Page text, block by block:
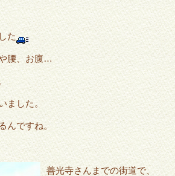
た
腰、お腹…
ました。
んですね。
善光寺さんまでの街道で、